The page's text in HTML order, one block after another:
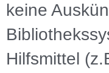
keine
Hilfsmittel